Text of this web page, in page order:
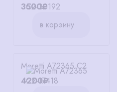
3500₽
в корзину
Moretti A72365 C2
4200₽